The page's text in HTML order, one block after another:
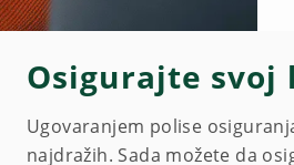
Osigurajte svoj
Ugovaranjem polise
najdražih. Sada možete da